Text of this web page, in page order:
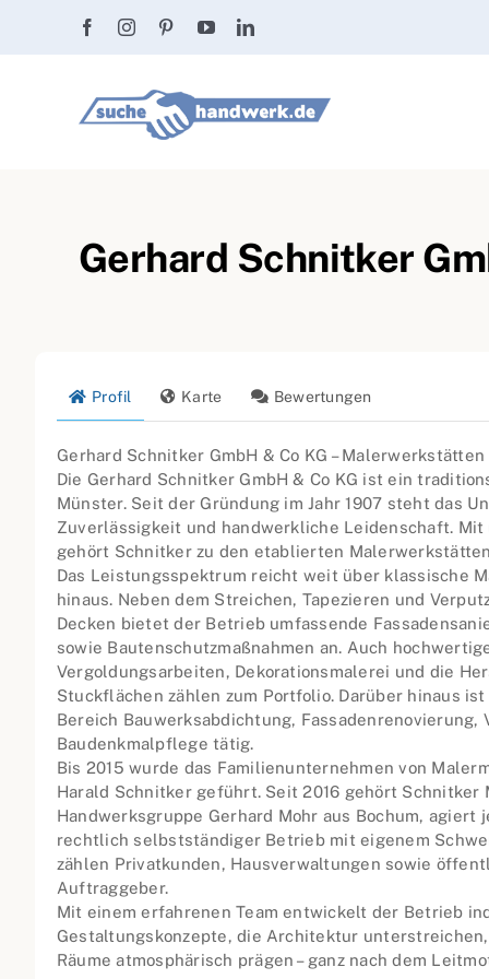
Gerhard Schnitker
Profil Karte Bewertungen
Gerhard Schnitker GmbH & Co KG –
Die Gerhard Schnitker GmbH & Co KG ist ein
Münster. Seit der Gründung im Jahr 1907 steht das
Zuverlässigkeit und handwerkliche Leidenschaft. Mit
gehört Schnitker zu den etablierten
Das Leistungsspektrum reicht weit über klassische
hinaus. Neben dem Streichen, Tapezieren und
Decken bietet der Betrieb umfassende
sowie Bautenschutzmaßnahmen an. Auch
Vergoldungsarbeiten, Dekorationsmalerei und die
Stuckflächen zählen zum Portfolio. Darüber hinaus
Bereich Bauwerksabdichtung, Fassadenrenovierung,
Baudenkmalpflege tätig.
Bis 2015 wurde das Familienunternehmen von
Harald Schnitker geführt. Seit 2016 gehört Schnitker
Handwerksgruppe Gerhard Mohr aus Bochum, agiert
rechtlich selbstständiger Betrieb mit eigenem
zählen Privatkunden, Hausverwaltungen sowie
Auftraggeber.
Mit einem erfahrenen Team entwickelt der Betrieb
Gestaltungskonzepte, die Architektur
Räume atmosphärisch prägen – ganz nach dem